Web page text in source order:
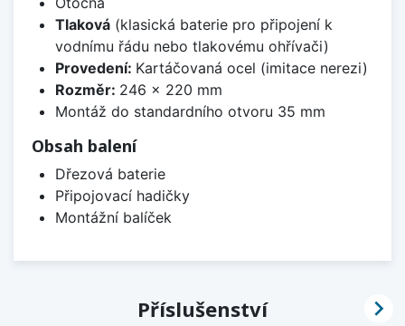
Tlaková(klasická baterie pro připojení k
vodnímu řádu nebo tlakovému ohřívači)
Provedení: Kartáčovaná ocel (imitace nerezi)
Rozměr: 246 x 220 mm
Montáž do standardního otvoru 35 mm
Obsah balení
Dřezová baterie
Připojovací hadičky
Montážní balíček
Příslušenství 